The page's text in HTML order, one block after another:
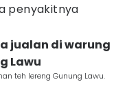
penyakitnya
jualan di warung
Lawu
teh lereng Gunung Lawu.